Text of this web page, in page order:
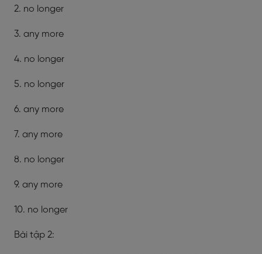
2. no longer
3. any more
4. no longer
5. no longer
6. any more
7. any more
8. no longer
9. any more
10. no longer
Bài tập 2: